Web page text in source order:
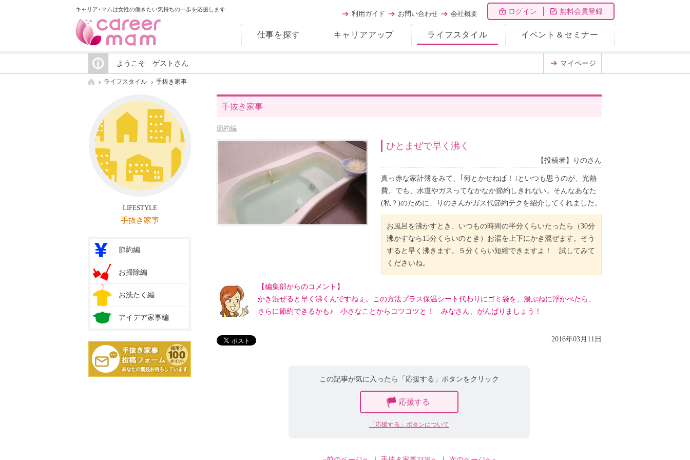
キャリア･マムは女性の働きたい気持ちの一歩を応援します ログイン 無料会員登録
仕事を探す キャリアアップ ライフスタイル イベント＆セミナー
利用ガイド お問い合わせ 会社概要
ようこそ ゲストさん マイページ
ライフスタイル 手抜き家事
手抜き家事
節約編
ひとまぜで早く沸く
【投稿者】りのさん
真っ赤な家計簿をみて、｢何とかせねば！｣といつも思うのが、光熱
費。でも、水道やガスってなかなか節約しきれない。そんなあなた
(私？)のために、りのさんがガス代節約テクを紹介してくれました。
お風呂を沸かすとき、いつもの時間の半分くらいたったら（30分
沸かすなら15分くらいのとき）お湯を上下にかき混ぜます。そう
すると早く沸きます。５分くらい短縮できますよ！ 試してみて
くださいね。
【編集部からのコメント】
かき混ぜると早く沸くんですねぇ。この方法プラス保温シート代わりにゴミ袋を、湯ぶねに浮かべたら、
さらに節約できるかも♪ 小さなことからコツコツと！ みなさん、がんばりましょう！
2016年03月11日
この記事が気に入ったら「応援する」ボタンをクリック
応援する
「応援する」ボタンについて
LIFESTYLE
手抜き家事
節約編
お掃除編
お洗たく編
アイデア家事編